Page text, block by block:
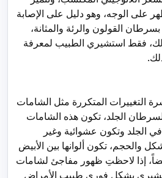
على الوجه، وهو دليل على الإصابة
القولون والرئة والمثانة،
فقط استشيري الطبيب لمعرفة
التغييرات المتكررة مثل الشامات
الجلد، تكون هذه الشامات
في الجلد وتكون عشوائية وغير
والحجم، تكون ألوانها بين الأبيض
إذا لاحظتِ ظهور مفاجئ لشامات
بشكل فوري طبيب الأمراض